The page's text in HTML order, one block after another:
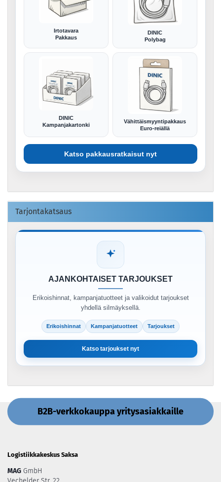
Irtotavara
Pakkaus
DINIC
Polybag
DINIC
Kampanjakartonki
Vähittäismyyntipakkaus
Euro-reiällä
Katso pakkausratkaisut nyt
Tarjontakatsaus
AJANKOHTAISET TARJOUKSET
Erikoishinnat, kampanjatuotteet ja valikoidut tarjoukset
yhdellä silmäyksellä.
Erikoishinnat Kampanjatuotteet Tarjoukset
Katso tarjoukset nyt
B2B-verkkokauppa yritysasiakkaille
Logistiikkakeskus Saksa
MAG GmbH